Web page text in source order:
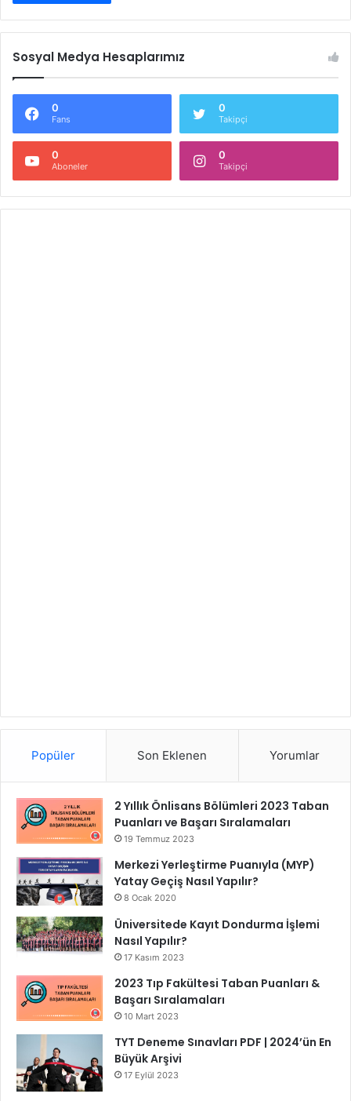
Sosyal Medya Hesaplarımız
0
Fans
0
Takipçi
0
Aboneler
0
Takipçi
Popüler Son Eklenen Yorumlar
2 Yıllık Önlisans Bölümleri 2023 Taban
Puanları ve Başarı Sıralamaları
19 Temmuz 2023
Merkezi Yerleştirme Puanıyla (MYP)
Yatay Geçiş Nasıl Yapılır?
8 Ocak 2020
Üniversitede Kayıt Dondurma İşlemi
Nasıl Yapılır?
17 Kasım 2023
2023 Tıp Fakültesi Taban Puanları &
Başarı Sıralamaları
10 Mart 2023
TYT Deneme Sınavları PDF | 2024’ün En
Büyük Arşivi
17 Eylül 2023